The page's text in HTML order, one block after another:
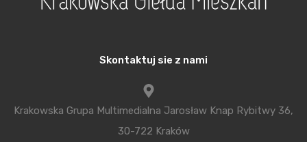
Kolejna nowość na krakowskim rynku
], nowoczesne, starannie
między ulicą Mogilską a Grzegórzecką, którego
dużym atutem (obok lokalizacji i ciekawej
architektury) jest wewnętrzny ogród, stanowiący
Skontaktuj sie z nami
Krakowska Grupa Multimedialna Jarosław Knap Rybitwy 36,
30-722 Kraków